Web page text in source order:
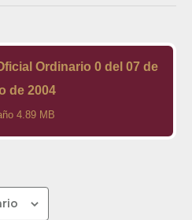
Ordinario 0 del 07 de
de 2004
4.89 MB